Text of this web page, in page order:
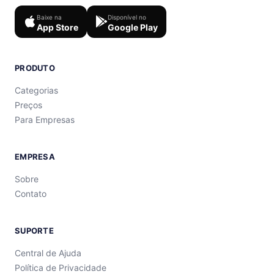
Baixe na
App Store
Disponível no
Google Play
PRODUTO
Categorias
Preços
Para Empresas
EMPRESA
Sobre
Contato
SUPORTE
Central de Ajuda
Política de Privacidade